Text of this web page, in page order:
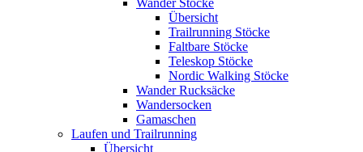
Übersicht
Trailrunning Stöcke
Faltbare Stöcke
Teleskop Stöcke
Nordic Walking Stöcke
Wander Rucksäcke
Wandersocken
Gamaschen
Laufen und Trailrunning
Übersicht